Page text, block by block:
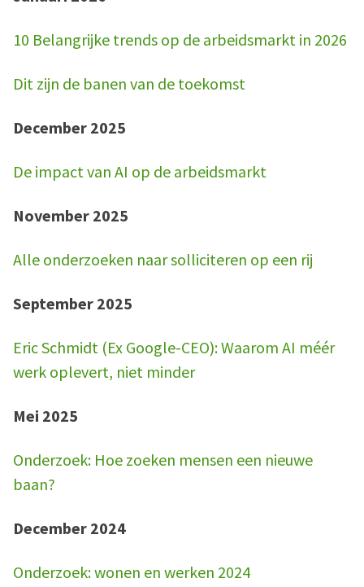
10 Belangrijke trends op de arbeidsmarkt in 2026
Dit zijn de banen van de toekomst
December 2025
De impact van AI op de arbeidsmarkt
November 2025
Alle onderzoeken naar solliciteren op een rij
September 2025
Eric Schmidt (Ex Google-CEO): Waarom AI méér
werk oplevert, niet minder
Mei 2025
Onderzoek: Hoe zoeken mensen een nieuwe
baan?
December 2024
Onderzoek: wonen en werken 2024